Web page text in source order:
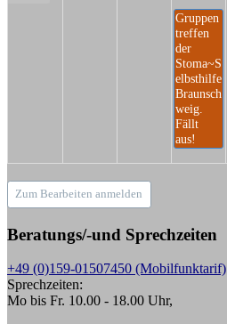
Gruppen
treffen
der
Stoma~S
elbsthilfe
Braunsch
weig.
Fällt
aus!
Zum Bearbeiten anmelden
Beratungs/-und Sprechzeiten
+49 (0)159-01507450 (Mobilfunktarif)
Sprechzeiten:
Mo bis Fr. 10.00 - 18.00 Uhr,